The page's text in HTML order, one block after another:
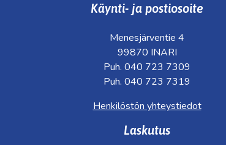
Käynti- ja postiosoite
Menesjärventie 4
99870 INARI
Puh. 040 723 7309
Puh. 040 723 7319
Henkilöstön yhteystiedot
Laskutus